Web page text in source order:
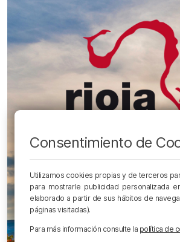
Consentimiento de
Utilizamos cookies propias y de terceros
para mostrarle publicidad personalizada
elaborado a partir de sus hábitos de
páginas visitadas).
Para más información consulte la política de